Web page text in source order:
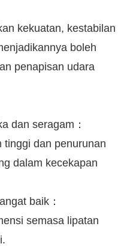
kekuatan, kestabilan
boleh
penapisan udara
dan seragam：
tinggi dan penurunan
dalam kecekapan
baik：
semasa lipatan